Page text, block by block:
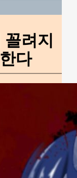
려지
다